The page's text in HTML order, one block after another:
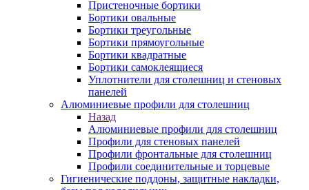
Пристеночные бортики
Бортики овальные
Бортики треугольные
Бортики прямоугольные
Бортики квадратные
Бортики самоклеящиеся
Уплотнители для столешниц и стеновых
панелей
Алюминиевые профили для столешниц
Назад
Алюминиевые профили для столешниц
Профили для стеновых панелей
Профили фронтальные для столешниц
Профили соединительные и торцевые
Гигиенические поддоны, защитные накладки,